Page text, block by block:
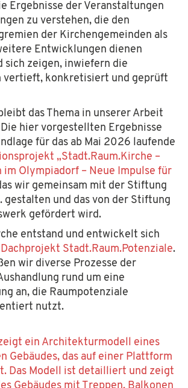
Ergebnisse der Veranstaltungen
zu verstehen, die den
der Kirchengemeinden als
Entwicklungen dienen
sich zeigen, inwiefern die
vertieft, konkretisiert und geprüft
das Thema in unserer Arbeit
hier vorgestellten Ergebnisse
für das ab Mai 2026 laufende
„Stadt.Raum.Kirche –
im Olympiadorf – Neue Impulse für
wir gemeinsam mit der Stiftung
gestalten und das von der Stiftung
gefördert wird.
entstand und entwickelt sich
Dachprojekt Stadt.Raum.Potenziale.
wir diverse Prozesse der
rund um eine
an, die Raumpotenziale
nutzt.